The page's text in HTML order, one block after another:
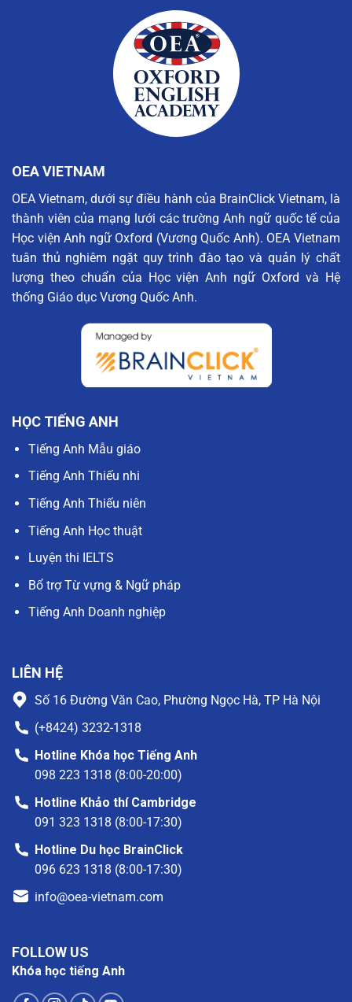
OEA VIETNAM
OEA Vietnam, dưới sự điều hành của BrainClick Vietnam, là
thành viên của mạng lưới các trường Anh ngữ quốc tế của
Học viện Anh ngữ Oxford (Vương Quốc Anh). OEA Vietnam
tuân thủ nghiêm ngặt quy trình đào tạo và quản lý chất
lượng theo chuẩn của Học viện Anh ngữ Oxford và Hệ
thống Giáo dục Vương Quốc Anh.
HỌC TIẾNG ANH
Tiếng Anh Mẫu giáo
Tiếng Anh Thiếu nhi
Tiếng Anh Thiếu niên
Tiếng Anh Học thuật
Luyện thi IELTS
Bổ trợ Từ vựng & Ngữ pháp
Tiếng Anh Doanh nghiệp
LIÊN HỆ
Số 16 Đường Văn Cao, Phường Ngọc Hà, TP Hà Nội
(+8424) 3232-1318
Hotline Khóa học Tiếng Anh
098 223 1318 (8:00-20:00)
Hotline Khảo thí Cambridge
091 323 1318 (8:00-17:30)
Hotline Du học BrainClick
096 623 1318 (8:00-17:30)
info@oea-vietnam.com
FOLLOW US
Khóa học tiếng Anh